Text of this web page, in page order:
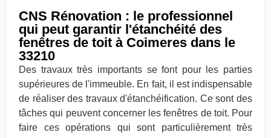
CNS Rénovation : le professionnel
qui peut garantir l'étanchéité des
fenêtres de toit à Coimeres dans le
33210
Des travaux très importants se font pour les parties
supérieures de l'immeuble. En fait, il est indispensable
de réaliser des travaux d'étanchéification. Ce sont des
tâches qui peuvent concerner les fenêtres de toit. Pour
faire ces opérations qui sont particulièrement très